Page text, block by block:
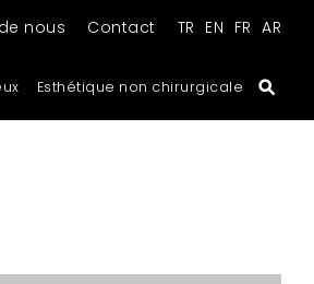
TR EN FR AR
nous Contact
Esthétique non chirurgicale